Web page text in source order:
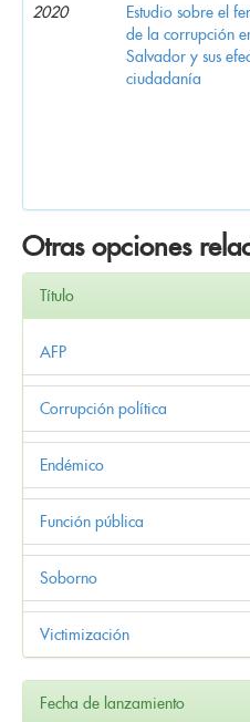
2020
Estudio sobre el
de la corrupción
Salvador y sus
ciudadanía
Otras opciones
Título
AFP
Corrupción política
Endémico
Función pública
Soborno
Victimización
Fecha de lanzamiento